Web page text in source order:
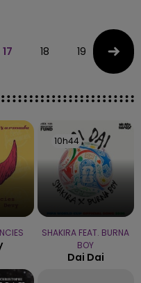
17 18 19 20
10h44
10h44
SHAKIRA FEAT. BURNA
BOY
Dai Dai